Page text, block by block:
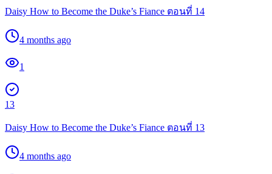
Daisy How to Become the Duke’s Fiance ตอนที่ 14
4 months ago
1
13
Daisy How to Become the Duke’s Fiance ตอนที่ 13
4 months ago